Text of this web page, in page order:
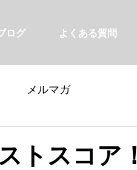
ログ よくある質問
メルマガ
トスコア！